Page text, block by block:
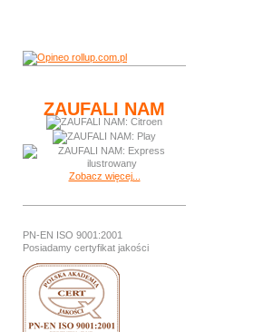
ZAUFALI NAM
Zobacz więcej...
PN-EN ISO 9001:2001
Posiadamy certyfikat jakości